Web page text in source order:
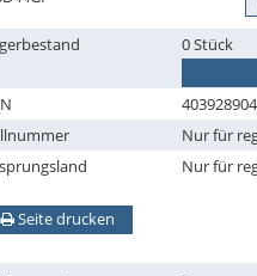
0 Stück
Nur für
Nur für
Seite drucken